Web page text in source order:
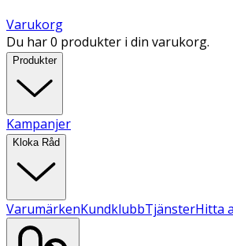
Varukorg
Du har 0 produkter i din varukorg.
Produkter
Kampanjer
Kloka Råd
VarumärkenKundklubbTjänsterHitta